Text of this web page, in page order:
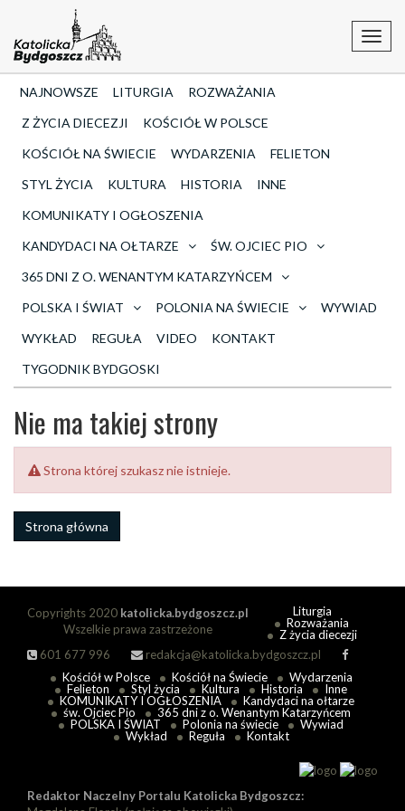
NAJNOWSZE LITURGIA
ROZWAŻANIA
Z ŻYCIA DIECEZJI
KOŚCIÓŁ W POLSCE
KOŚCIÓŁ NA ŚWIECIE
WYDARZENIA
FELIETON
STYL ŻYCIA
KULTURA HISTORIA
INNE
KOMUNIKATY I OGŁOSZENIA
KANDYDACI NA OŁTARZE
ŚW. OJCIEC PIO
365 DNI Z O. WENANTYM KATARZYŃCEM
POLSKA I ŚWIAT
POLONIA NA ŚWIECIE
WYWIAD
WYKŁAD
REGUŁA VIDEO
KONTAKT
TYGODNIK BYDGOSKI
Nie ma takiej strony
Strona której szukasz nie istnieje.
Strona główna
Copyrights 2020 katolicka.bydgoszcz.pl
Wszelkie prawa zastrzeżone
601 677 996
redakcja@katolicka.bydgoszcz.pl
Liturgia
Rozważania
Z życia diecezji
Kościół w Polsce Kościół na Świecie
Wydarzenia
Felieton
Styl życia Kultura Historia
Inne
KOMUNIKATY I OGŁOSZENIA
Kandydaci na ołtarze
św. Ojciec Pio
365 dni z o. Wenantym Katarzyńcem
POLSKA I ŚWIAT
Polonia na świecie
Wywiad
Wykład
Reguła Kontakt
Redaktor Naczelny Portalu Katolicka Bydgoszcz: